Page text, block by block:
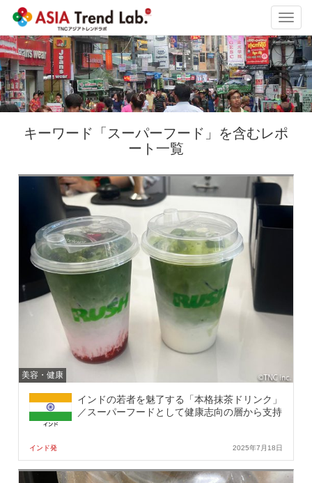
キーワード「スーパーフード」を含むレポ
ート一覧
美容・健康
インドの若者を魅了する「本格抹茶ドリンク」
／スーパーフードとして健康志向の層から支持
インド発 2025年7月18日